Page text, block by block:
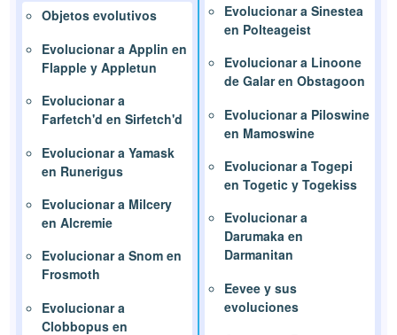
Objetos evolutivos
Evolucionar a Applin en
Flapple y Appletun
Evolucionar a
Farfetch'd en Sirfetch'd
Evolucionar a Yamask
en Runerigus
Evolucionar a Milcery
en Alcremie
Evolucionar a Snom en
Frosmoth
Evolucionar a
Clobbopus en
Evolucionar a Sinestea
en Polteageist
Evolucionar a Linoone
de Galar en Obstagoon
Evolucionar a Piloswine
en Mamoswine
Evolucionar a Togepi
en Togetic y Togekiss
Evolucionar a
Darumaka en
Darmanitan
Eevee y sus
evoluciones